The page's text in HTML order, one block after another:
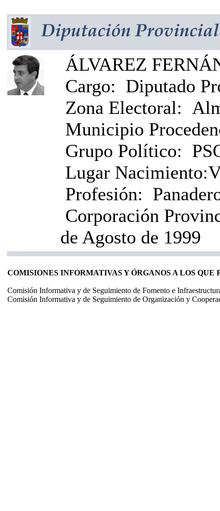
ÁLVAREZ
Cargo: Diputado
Zona Electoral:
Municipio
Grupo Político:
Lugar Nacimiento:
Profesión:
Corporación
de Agosto de 1999
COMISIONES INFORMATIVAS Y ÓRGANOS A LOS QUE
Comisión Informativa y de Seguimiento de Fomento e
Comisión Informativa y de Seguimiento de Organización y